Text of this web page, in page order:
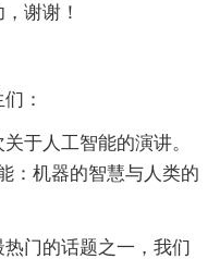
谢谢！
：
于人工智能的演讲。
：机器的智慧与人类的
门的话题之一，我们